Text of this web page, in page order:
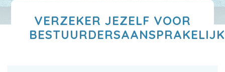
VERZEKER JEZELF VOOR